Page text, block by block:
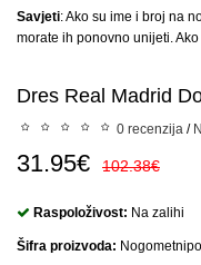
Savjeti: Ako su ime i broj na
morate ih ponovno unijeti.
Dres Real Madrid
0 recenzija /
31.95€ 102.38€
Raspoloživost: Na zalihi
Šifra proizvoda: